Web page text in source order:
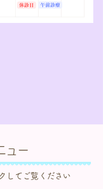
ュー
してご覧ください